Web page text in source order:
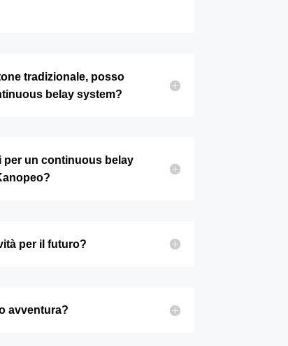
tradizionale, posso
belay system?
per un continuous belay
per il futuro?
avventura?